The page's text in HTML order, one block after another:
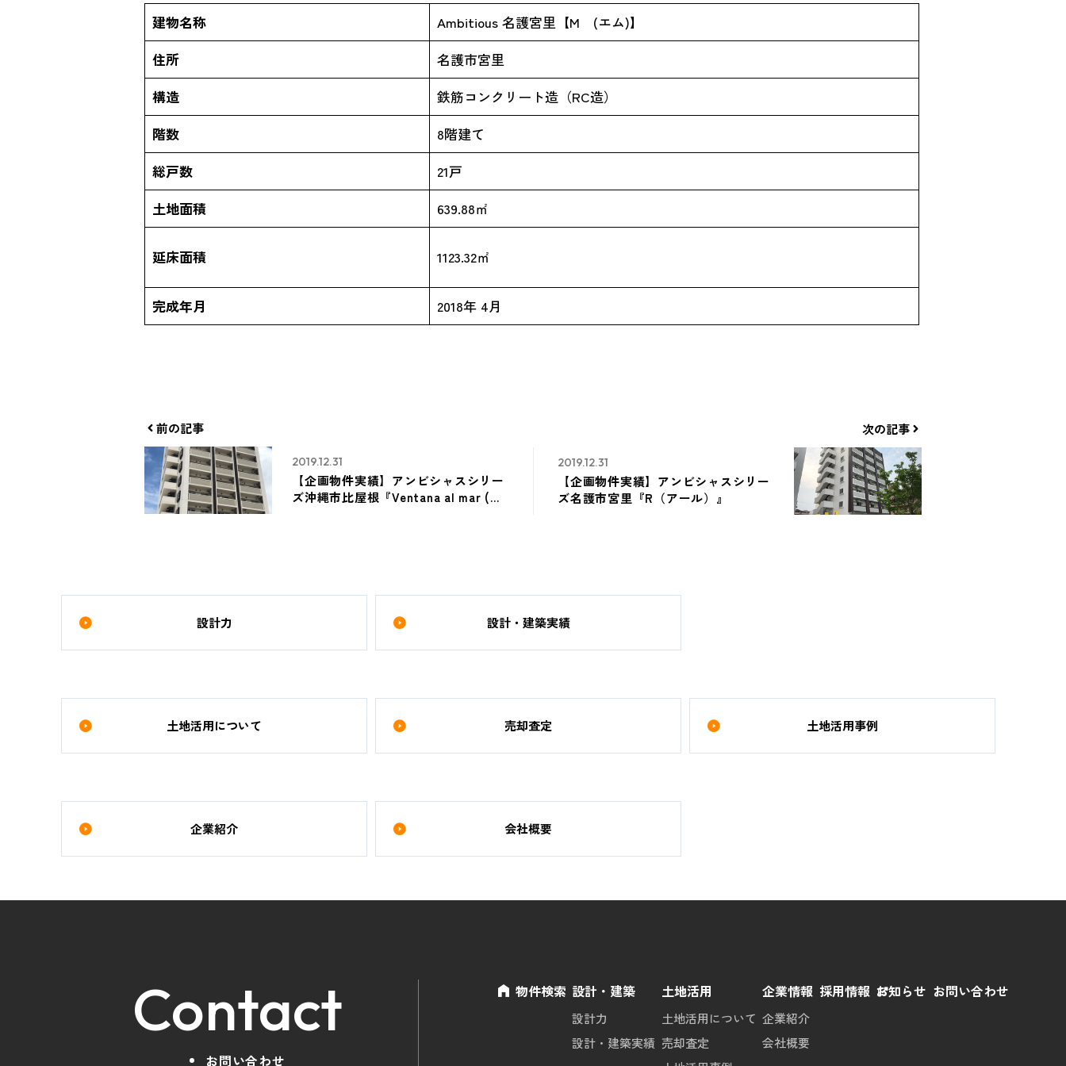
建物名称
Ambitious 名護宮里【M (エム)】
住所
名護市宮里
構造
鉄筋コンクリート造（RC造）
階数
8階建て
総戸数
21戸
土地面積
639.88㎡
延床面積 1123.32㎡
完成年月 2018年 4月
前の記事
2019.12.31
【企画物件実績】アンビシャスシリー
ズ沖縄市比屋根『Ventana al mar (ベ
次の記事
2019.12.31
【企画物件実績】アンビシャスシリー
ズ名護市宮里『R（アール）』
設計力 設計・建築実績
土地活用について 売却査定 土地活用事例
企業紹介 会社概要
Contact
お問い合わせ
物件検索 設計・建築
設計力
設計・建築実績
土地活用
土地活用について
売却査定
企業情報
企業紹介
会社概要
採用情報 お知らせ お問い合わせ